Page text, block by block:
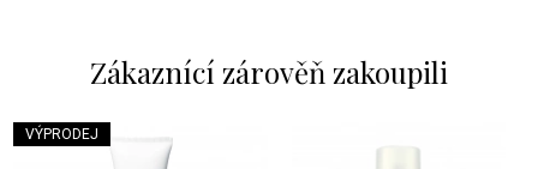
Zákaznící zárověň zakoupili
VÝPRODEJ